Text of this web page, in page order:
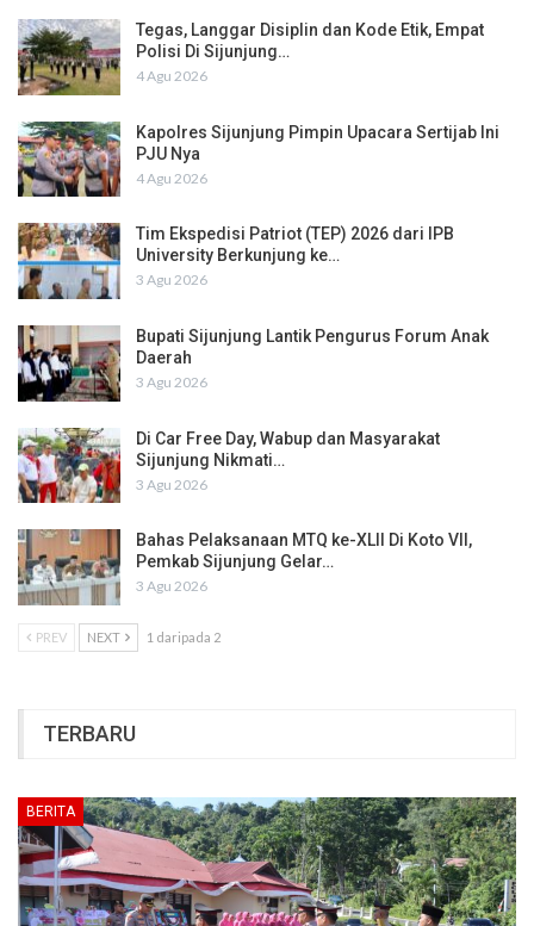
Tegas, Langgar Disiplin dan Kode Etik, Empat
Polisi Di Sijunjung…
4 Agu 2026
Kapolres Sijunjung Pimpin Upacara Sertijab Ini
PJU Nya
4 Agu 2026
Tim Ekspedisi Patriot (TEP) 2026 dari IPB
University Berkunjung ke…
3 Agu 2026
Bupati Sijunjung Lantik Pengurus Forum Anak
Daerah
3 Agu 2026
Di Car Free Day, Wabup dan Masyarakat
Sijunjung Nikmati…
3 Agu 2026
Bahas Pelaksanaan MTQ ke-XLII Di Koto VII,
Pemkab Sijunjung Gelar…
3 Agu 2026
PREV NEXT 1 daripada 2
TERBARU
BERITA